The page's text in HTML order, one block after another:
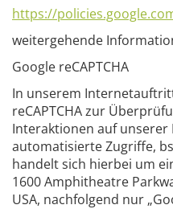
https://
weitergehende
Google reCAPTCHA
In unserem
reCAPTCHA zur
Interaktionen auf
automatisierte Zugriffe,
handelt sich hierbei um
1600 Amphitheatre
USA, nachfolgend nur